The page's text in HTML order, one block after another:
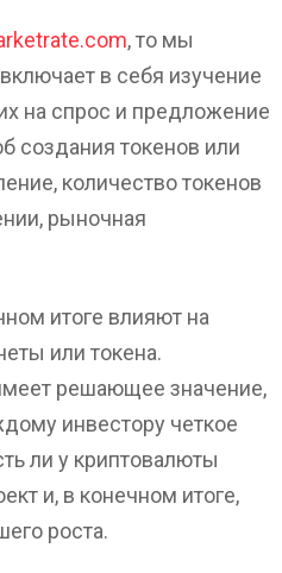
, то мы
в себя изучение
на спрос и предложение
создания токенов или
количество токенов
рыночная
итоге влияют на
или токена.
решающее значение,
инвестору четкое
ли у криптовалюты
и, в конечном итоге,
роста.